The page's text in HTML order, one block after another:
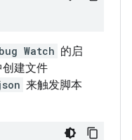
Watch 的启
建文件
来触发脚本